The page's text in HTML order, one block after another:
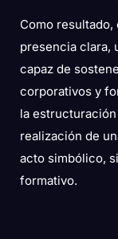
Como
presencia clara,
capaz de
corporativos y
la estructuración
realización de
acto simbólico,
formativo.